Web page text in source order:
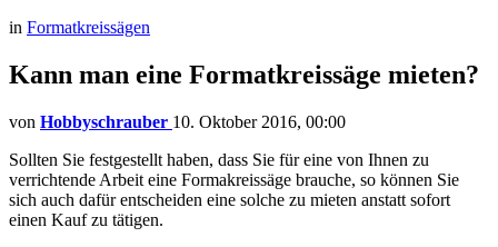
in Formatkreissägen
Kann man eine Formatkreissäge mieten?
von Hobbyschrauber 10. Oktober 2016, 00:00
Sollten Sie festgestellt haben, dass Sie für eine von Ihnen zu
verrichtende Arbeit eine Formakreissäge brauche, so können Sie
sich auch dafür entscheiden eine solche zu mieten anstatt sofort
einen Kauf zu tätigen.